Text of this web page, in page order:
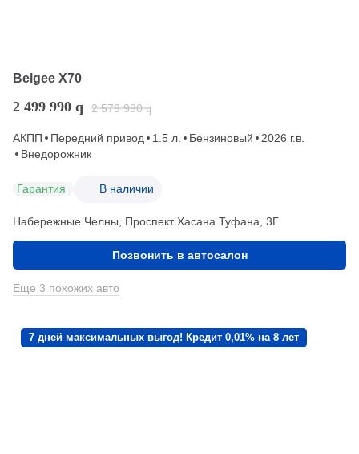
Belgee X70
2 499 990 q 2 579 990 q
АКПП Передний привод 1.5 л. Бензиновый
2026 г.в.
Внедорожник
Гарантия В наличии
Набережные Челны, Проспект Хасана Туфана, 3Г
Позвонить в автосалон
Еще 3 похожих авто
7 дней максимальных выгод! Кредит 0,01% на 8 лет